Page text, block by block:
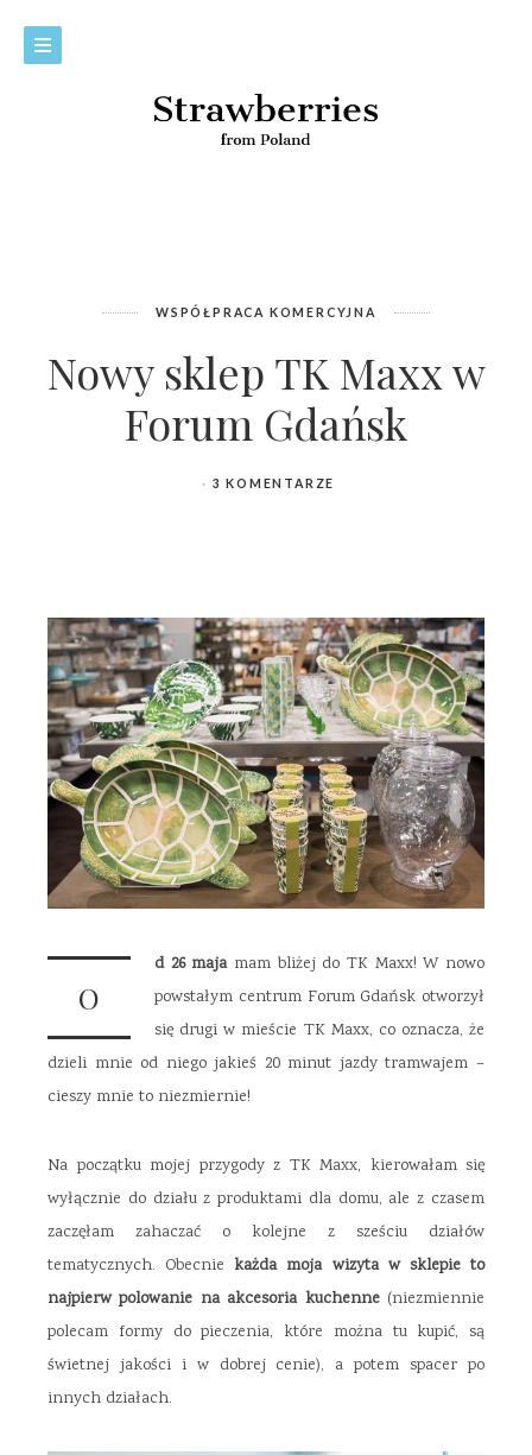
WSPÓŁPRACA KOMERCYJNA
Nowy sklep TK Maxx w
Forum Gdańsk
3 KOMENTARZE
O
d 26 majamam bliżej do TK Maxx! W nowo
powstałym centrum Forum Gdańsk otworzył
się drugi w mieście TK Maxx, co oznacza, że
dzieli mnie od niego jakieś 20 minut jazdy tramwajem –
cieszy mnie to niezmiernie!
Na początku mojej przygody z TK Maxx, kierowałam się
wyłącznie do działu z produktami dla domu, ale z czasem
zaczęłam zahaczać o kolejne z sześciu działów
tematycznych. Obecnie każda moja wizyta w sklepie to
najpierw polowanie na akcesoria kuchenne(niezmiennie
polecam formy do pieczenia, które można tu kupić, są
świetnej jakości i w dobrej cenie), a potem spacer po
innych działach.